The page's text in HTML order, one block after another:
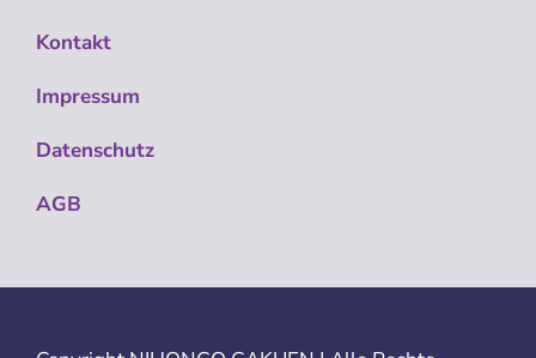
Kontakt
Impressum
Datenschutz
AGB